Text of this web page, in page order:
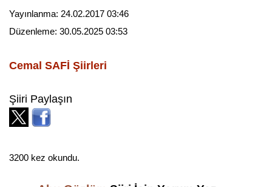
Yayınlanma: 24.02.2017 03:46
Düzenleme: 30.05.2025 03:53
Cemal SAFİ Şiirleri
Şiiri Paylaşın
3200 kez okundu.